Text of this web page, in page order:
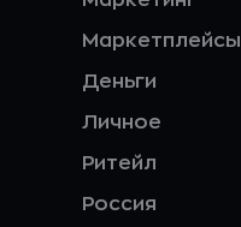
Маркетплейсы
Деньги
Личное
Ритейл
Россия